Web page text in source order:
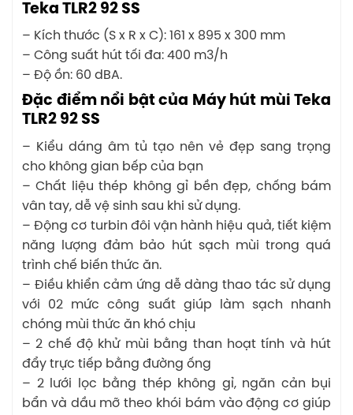
Teka TLR2 92 SS
– Kích thước (S x R x C): 161 x 895 x 300 mm
– Công suất hút tối đa: 400 m3/h
– Độ ồn: 60 dBA.
Đặc điểm nổi bật của Máy hút mùi Teka
TLR2 92 SS
– Kiểu dáng âm tủ tạo nên vẻ đẹp sang trọng
cho không gian bếp của bạn
– Chất liệu thép không gỉ bền đẹp, chống bám
vân tay, dễ vệ sinh sau khi sử dụng.
– Động cơ turbin đôi vận hành hiệu quả, tiết kiệm
năng lượng đảm bảo hút sạch mùi trong quá
trình chế biến thức ăn.
– Điều khiển cảm ứng dễ dàng thao tác sử dụng
với 02 mức công suất giúp làm sạch nhanh
chóng mùi thức ăn khó chịu
– 2 chế độ khử mùi bằng than hoạt tính và hút
đẩy trực tiếp bằng đường ống
– 2 lưới lọc bằng thép không gỉ, ngăn cản bụi
bẩn và dầu mỡ theo khói bám vào động cơ giúp